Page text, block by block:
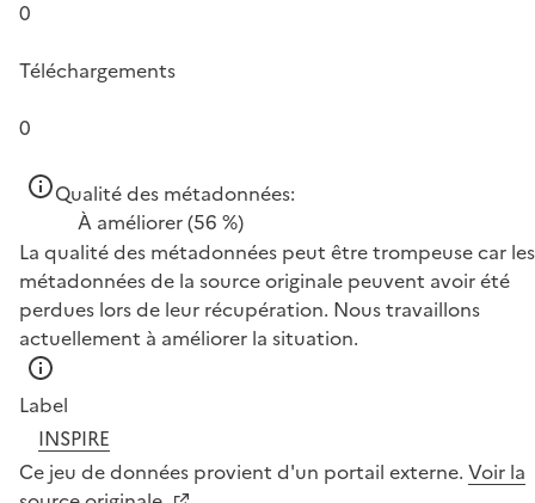
0
Téléchargements
0
Qualité des métadonnées:
À améliorer(56 %)
La qualité des métadonnées peut être trompeuse car les
métadonnées de la source originale peuvent avoir été
perdues lors de leur récupération. Nous travaillons
actuellement à améliorer la situation.
Label
INSPIRE
Ce jeu de données provient d'un portail externe. Voir la